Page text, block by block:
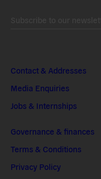
Contact & Addresses
Media Enquiries
Jobs & Internships
Governance & finances
Terms & Conditions
Privacy Policy